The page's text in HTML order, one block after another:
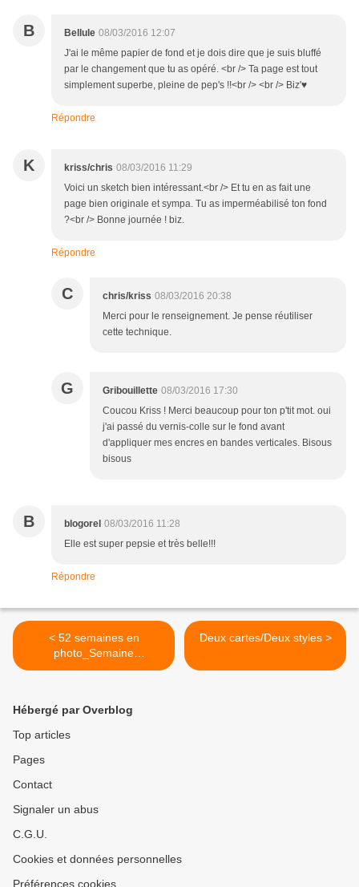
B Bellule 08/03/2016 12:07
J'ai le même papier de fond et je dois dire que je suis bluffé
par le changement que tu as opéré. <br /> Ta page est tout
simplement superbe, pleine de pep's !!<br /> <br /> Biz'♥
Répondre
K kriss/chris 08/03/2016 11:29
Voici un sketch bien intéressant.<br /> Et tu en as fait une
page bien originale et sympa. Tu as imperméabilisé ton fond
?<br /> Bonne journée ! biz.
Répondre
C chris/kriss 08/03/2016 20:38
Merci pour le renseignement. Je pense réutiliser
cette technique.
G Gribouillette 08/03/2016 17:30
Coucou Kriss ! Merci beaucoup pour ton p'tit mot. oui
j'ai passé du vernis-colle sur le fond avant
d'appliquer mes encres en bandes verticales. Bisous
bisous
B blogorel 08/03/2016 11:28
Elle est super pepsie et très belle!!!
Répondre
< 52 semaines en
photo_Semaine
10_Religion
Deux cartes/Deux styles >
Hébergé par Overblog
Top articles
Pages
Contact
Signaler un abus
C.G.U.
Cookies et données personnelles
Préférences cookies